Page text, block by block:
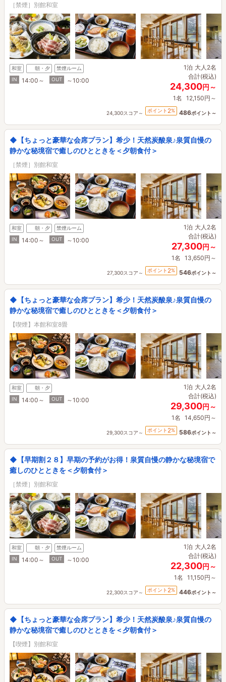
［禁煙］別館和室
和室 朝・夕
禁煙ルーム
IN
14:00～ OUT ～10:00
1泊 大人2名
合計(税込)
24,300円～
1名 12,150円～
24,300スコア～ ポイント 2% 486ポイント～
◆【ちょっと豪華な会席プラン】希少！天然炭酸泉♪泉質自慢の
静かな秘境宿で癒しのひとときを＜夕朝食付＞
［禁煙］別館和室
和室 朝・夕
禁煙ルーム
IN
14:00～ OUT ～10:00
1泊 大人2名
合計(税込)
27,300円～
1名 13,650円～
27,300スコア～ ポイント 2% 546ポイント～
◆【ちょっと豪華な会席プラン】希少！天然炭酸泉♪泉質自慢の
静かな秘境宿で癒しのひとときを＜夕朝食付＞
【喫煙】本館和室8畳
和室
朝・夕
IN
14:00～ OUT ～10:00
1泊 大人2名
合計(税込)
29,300円～
1名 14,650円～
29,300スコア～ ポイント 2% 586ポイント～
◆【早期割２８】早期の予約がお得！泉質自慢の静かな秘境宿で
癒しのひとときを＜夕朝食付＞
［禁煙］別館和室
和室 朝・夕
禁煙ルーム
IN
14:00～ OUT ～10:00
1泊 大人2名
合計(税込)
22,300円～
1名 11,150円～
22,300スコア～ ポイント 2% 446ポイント～
◆【ちょっと豪華な会席プラン】希少！天然炭酸泉♪泉質自慢の
静かな秘境宿で癒しのひとときを＜夕朝食付＞
【喫煙】別館和室